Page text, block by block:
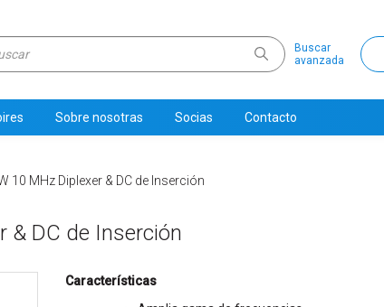
Buscar
avanzada
Sobre nosotras Socias Contacto
10 MHz Diplexer & DC de Inserción
& DC de Inserción
Características